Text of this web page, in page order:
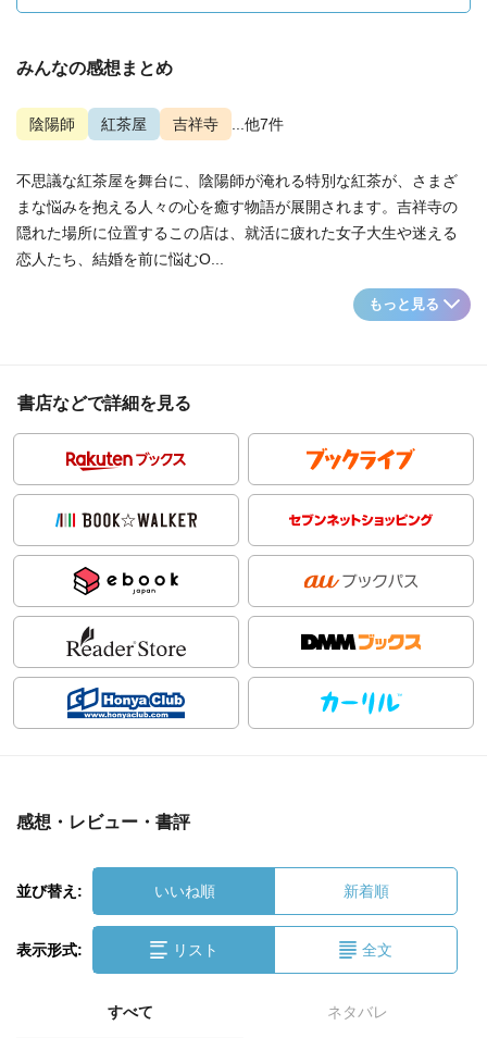
みんなの感想まとめ
陰陽師 紅茶屋 吉祥寺 ...他7件
不思議な紅茶屋を舞台に、陰陽師が淹れる特別な紅茶が、さまざ
まな悩みを抱える人々の心を癒す物語が展開されます。吉祥寺の
隠れた場所に位置するこの店は、就活に疲れた女子大生や迷える
恋人たち、結婚を前に悩むO...
もっと見る
書店などで詳細を見る
感想・レビュー・書評
並び替え: いいね順 新着順
表示形式: リスト 全文
すべて ネタバレ